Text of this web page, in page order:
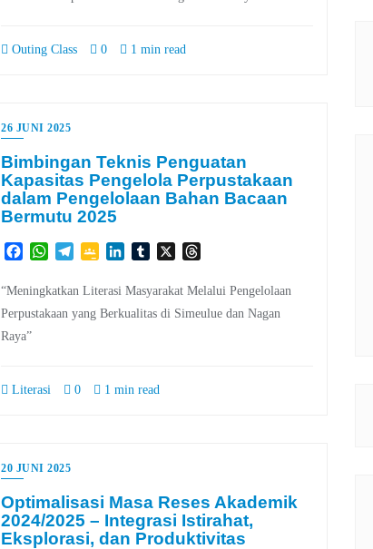
Outing Class 0 1 min read
26 JUNI 2025
Bimbingan Teknis Penguatan
Kapasitas Pengelola Perpustakaan
dalam Pengelolaan Bahan Bacaan
Bermutu 2025
FacebookWhatsApp
TelegramGoogleLinkedInTumblr
X
“Meningkatkan Literasi Masyarakat Melalui Pengelolaan
Perpustakaan yang Berkualitas di Simeulue dan Nagan
Raya”
Literasi 0 1 min read
20 JUNI 2025
Optimalisasi Masa Reses Akademik
2024/2025 – Integrasi Istirahat,
Eksplorasi, dan Produktivitas